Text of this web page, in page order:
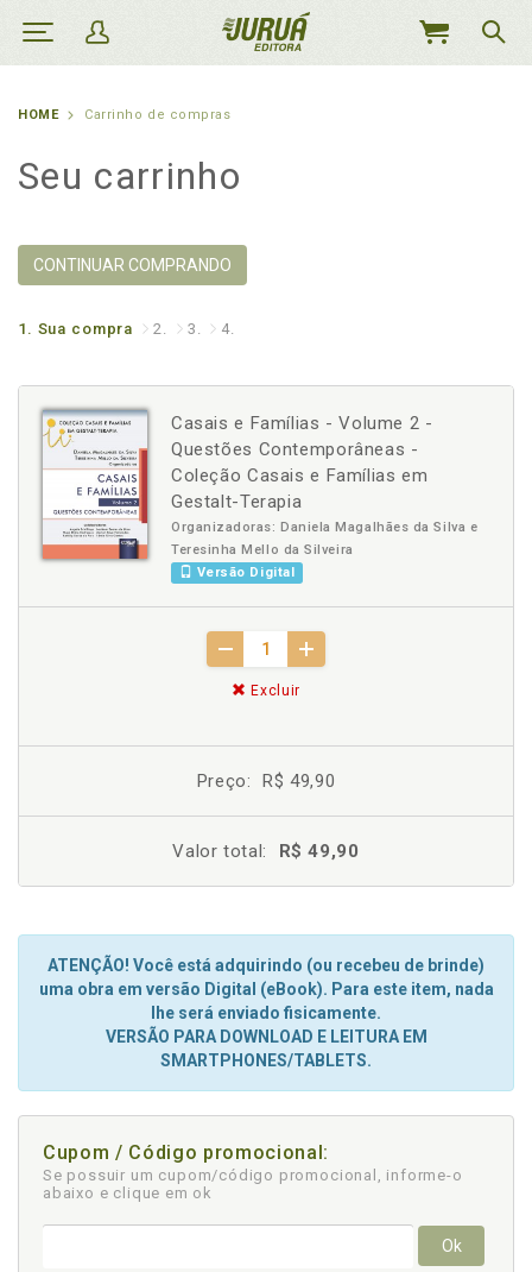
MEU
HOME Carrinho de compras
Seu carrinho
CONTINUAR COMPRANDO
1. Sua compra 2. 3. 4.
Casais e Famílias - Volume 2 -
Questões Contemporâneas -
Coleção Casais e Famílias em
Gestalt-Terapia
Organizadoras: Daniela Magalhães da Silva e
Teresinha Mello da Silveira
Versão Digital
Excluir
Preço: R$ 49,90
Valor total: R$ 49,90
ATENÇÃO! Você está adquirindo (ou recebeu de brinde)
uma obra em versão Digital (eBook). Para este item, nada
lhe será enviado fisicamente.
VERSÃO PARA DOWNLOAD E LEITURA EM
SMARTPHONES/TABLETS.
Cupom / Código promocional:
Se possuir um cupom/código promocional, informe-o
abaixo e clique em ok
Ok